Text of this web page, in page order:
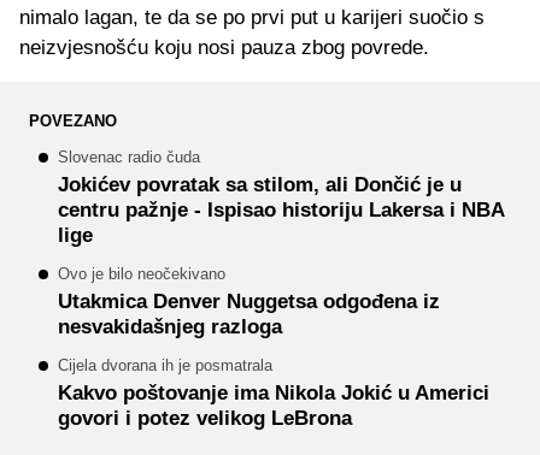
nimalo lagan, te da se po prvi put u karijeri suočio s
neizvjesnošću koju nosi pauza zbog povrede.
POVEZANO
Slovenac radio čuda
Jokićev povratak sa stilom, ali Dončić je u
centru pažnje - Ispisao historiju Lakersa i NBA
lige
Ovo je bilo neočekivano
Utakmica Denver Nuggetsa odgođena iz
nesvakidašnjeg razloga
Cijela dvorana ih je posmatrala
Kakvo poštovanje ima Nikola Jokić u Americi
govori i potez velikog LeBrona